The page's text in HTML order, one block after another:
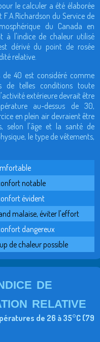
le calculer a été élaborée
du Service de
du Canada en
à l'indice de chaleur utilisé
dérivé du point de rosée
relative.
de 40 est considéré comme
de telles conditions toute
extérieure devrait être
au-dessus de 30,
en plein air devraient être
selon l'âge et la santé de
le type de vêtements,
notable
évident
malaise, éviter l'effort
dangereux
de chaleur possible
de
relative
de 26 à 35°C (79